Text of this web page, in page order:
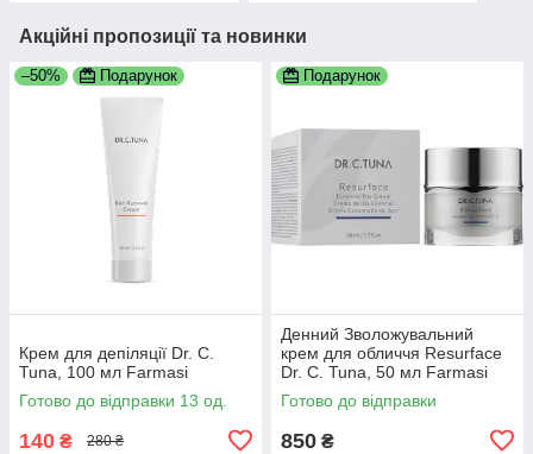
Акційні пропозиції та новинки
–50% Подарунок
Крем для депіляції Dr. C.
Tuna, 100 мл Farmasi
Готово до відправки 13 од.
140 ₴ 280 ₴
Подарунок
Денний Зволожувальний
крем для обличчя Resurface
Dr. C. Tuna, 50 мл Farmasi
Готово до відправки
850 ₴